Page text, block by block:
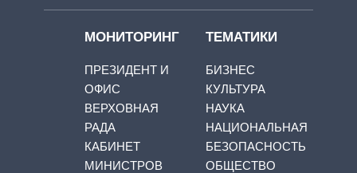
МОНИТОРИНГ
ПРЕЗИДЕНТ И
ОФИС
ВЕРХОВНАЯ
РАДА
КАБИНЕТ
МИНИСТРОВ
ТЕМАТИКИ
БИЗНЕС
КУЛЬТУРА
НАУКА
НАЦИОНАЛЬНАЯ
БЕЗОПАСНОСТЬ
ОБЩЕСТВО